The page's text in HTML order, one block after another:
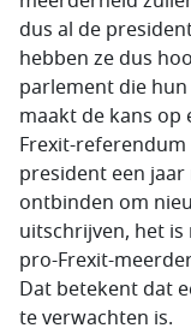
dus al de
hebben ze dus
parlement die
maakt de kans op
Frexit-
president een
ontbinden om
uitschrijven, het
pro-Frexit-
Dat betekent dat
te verwachten is.